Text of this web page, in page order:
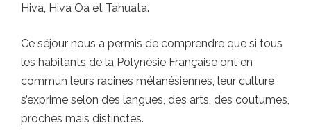
Hiva, Hiva Oa et Tahuata.
Ce séjour nous a permis de comprendre que si tous
les habitants de la Polynésie Française ont en
commun leurs racines mélanésiennes, leur culture
s’exprime selon des langues, des arts, des coutumes,
proches mais distinctes.